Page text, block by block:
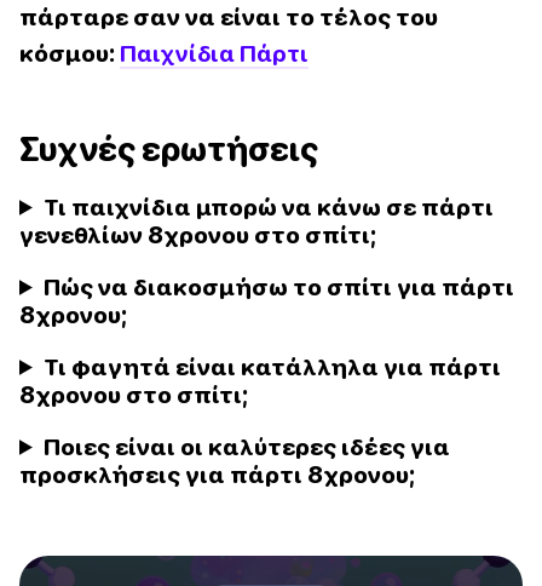
πάρταρε σαν να είναι το τέλος του
κόσμου: Παιχνίδια Πάρτι
Συχνές ερωτήσεις
Τι παιχνίδια μπορώ να κάνω σε πάρτι
γενεθλίων 8χρονου στο σπίτι;
Πώς να διακοσμήσω το σπίτι για πάρτι
8χρονου;
Τι φαγητά είναι κατάλληλα για πάρτι
8χρονου στο σπίτι;
Ποιες είναι οι καλύτερες ιδέες για
προσκλήσεις για πάρτι 8χρονου;